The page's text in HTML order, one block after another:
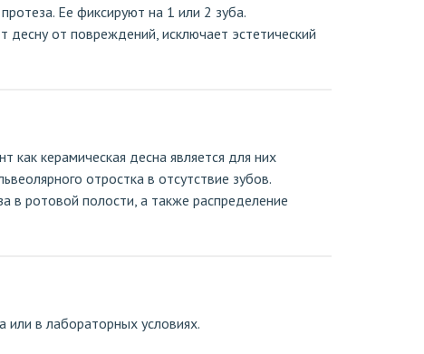
Ее фиксируют на 1 или 2 зуба.
от повреждений, исключает эстетический
как керамическая десна является для них
отростка в отсутствие зубов.
в ротовой полости, а также распределение
в лабораторных условиях.